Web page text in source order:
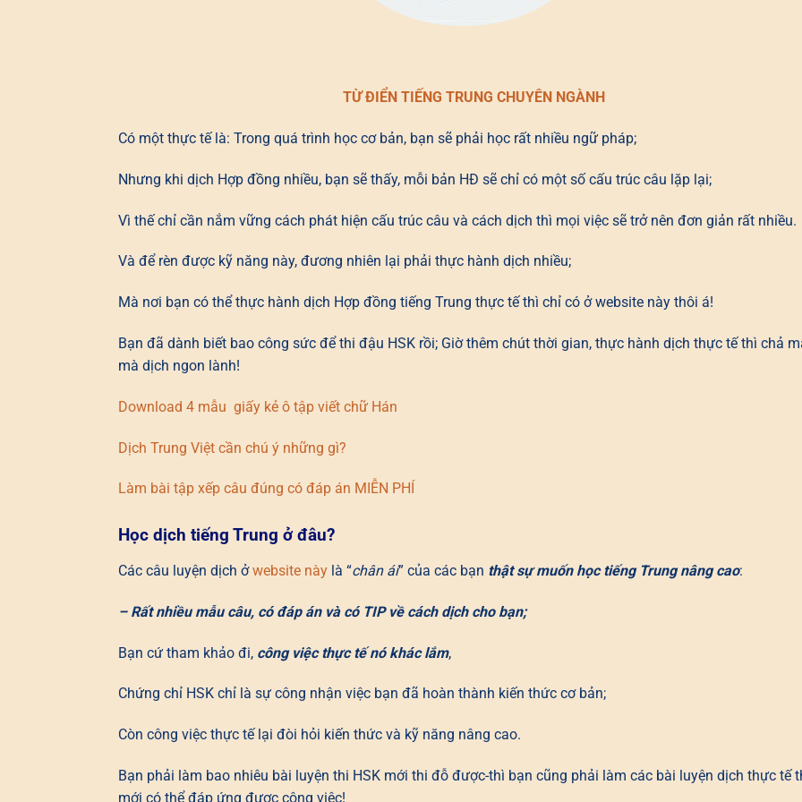
TỪ ĐIỂN TIẾNG TRUNG CHUYÊN NGÀNH
Có một thực tế là: Trong quá trình học cơ bản, bạn sẽ phải học rất nhiều ngữ pháp;
Nhưng khi dịch Hợp đồng nhiều, bạn sẽ thấy, mỗi bản HĐ sẽ chỉ có một số cấu trúc câu lặp lại;
Vì thế chỉ cần nắm vững cách phát hiện cấu trúc câu và cách dịch thì mọi việc sẽ trở nên đơn giản rất nhiều.
Và để rèn được kỹ năng này, đương nhiên lại phải thực hành dịch nhiều;
Mà nơi bạn có thể thực hành dịch Hợp đồng tiếng Trung thực tế thì chỉ có ở website này thôi á!
Bạn đã dành biết bao công sức để thi đậu HSK rồi; Giờ thêm chút thời gian, thực hành dịch thực tế thì chả
mà dịch ngon lành!
Download 4 mẫu giấy kẻ ô tập viết chữ Hán
Dịch Trung Việt cần chú ý những gì?
Làm bài tập xếp câu đúng có đáp án MIỄN PHÍ
Học dịch tiếng Trung ở đâu?
Các câu luyện dịch ởwebsite này là “chân ái” của các bạn thật sự muốn học tiếng Trung nâng cao:
– Rất nhiều mẫu câu, có đáp án và có TIP về cách dịch cho bạn;
Bạn cứ tham khảo đi, công việc thực tế nó khác lắm,
Chứng chỉ HSK chỉ là sự công nhận việc bạn đã hoàn thành kiến thức cơ bản;
Còn công việc thực tế lại đòi hỏi kiến thức và kỹ năng nâng cao.
Bạn phải làm bao nhiêu bài luyện thi HSK mới thi đỗ được-thì bạn cũng phải làm các bài luyện dịch thực tế
mới có thể đáp ứng được công việc!